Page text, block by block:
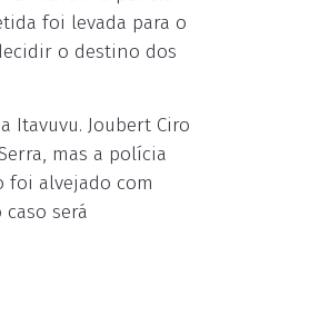
foi levada para o
o destino dos
Itavuvu. Joubert Ciro
mas a polícia
foi alvejado com
será